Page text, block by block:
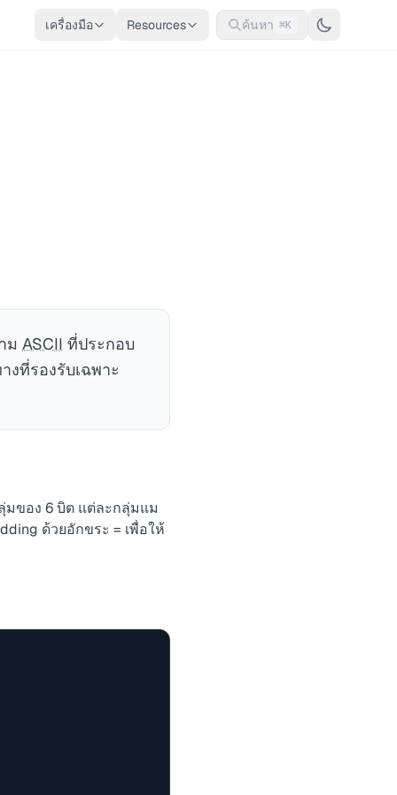
เครื่องมือ Resources ค้นหา ⌘K
ม ASCII ที่ประกอบ
ที่รองรับเฉพาะ
มของ 6 บิต แต่ละกลุ่มแม
ด้วยอักขระ = เพื่อให้